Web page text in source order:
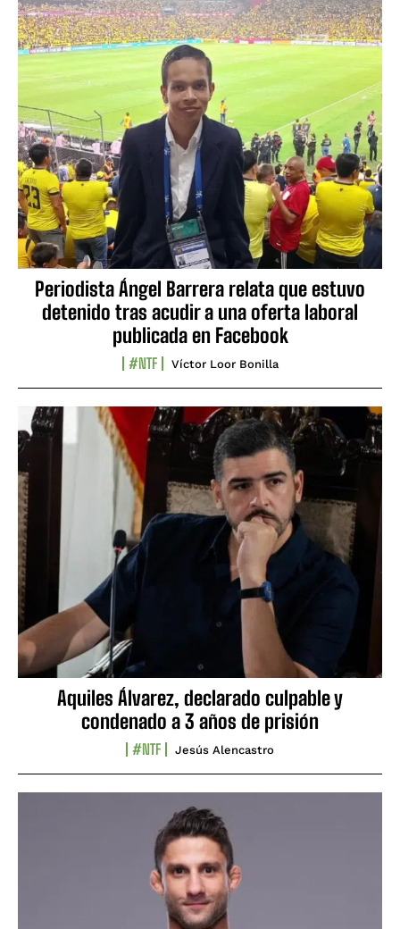
Periodista Ángel Barrera relata que estuvo
detenido tras acudir a una oferta laboral
publicada en Facebook
#NTF Víctor Loor Bonilla
Aquiles Álvarez, declarado culpable y
condenado a 3 años de prisión
#NTF Jesús Alencastro